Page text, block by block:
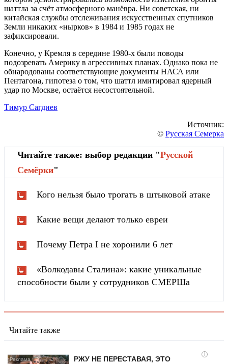
шаттла за счёт атмосферного манёвра. Ни советская, ни
китайская службы отслеживания искусственных спутников
Земли никаких «нырков» в 1984 и 1985 годах не
зафиксировали.
Конечно, у Кремля в середине 1980-х были поводы
подозревать Америку в агрессивных планах. Однако пока не
обнародованы соответствующие документы НАСА или
Пентагона, гипотеза о том, что шаттл имитировал ядерный
удар по Москве, остаётся несостоятельной.
Тимур Сагдиев
Источник:
© Русская Семерка
Читайте также: выбор редакции "Русской
Cемёрки"
Кого нельзя было трогать в штыковой атаке
Какие вещи делают только евреи
Почему Петра I не хоронили 6 лет
«Волкодавы Сталина»: какие уникальные
способности были у сотрудников СМЕРШа
Читайте также
i
РЖУ НЕ ПЕРЕСТАВАЯ, ЭТО